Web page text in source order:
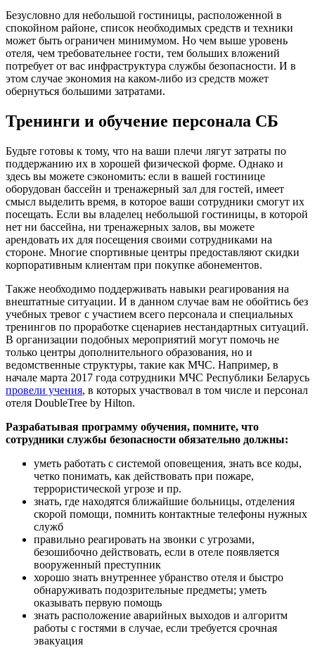
Безусловно для небольшой гостиницы, расположенной в
спокойном районе, список необходимых средств и техники
может быть ограничен минимумом. Но чем выше уровень
отеля, чем требовательнее гости, тем больших вложений
потребует от вас инфраструктура службы безопасности. И в
этом случае экономия на каком-либо из средств может
обернуться большими затратами.
Тренинги и обучение персонала СБ
Будьте готовы к тому, что на ваши плечи лягут затраты по
поддержанию их в хорошей физической форме. Однако и
здесь вы можете сэкономить: если в вашей гостинице
оборудован бассейн и тренажерный зал для гостей, имеет
смысл выделить время, в которое ваши сотрудники смогут их
посещать. Если вы владелец небольшой гостиницы, в которой
нет ни бассейна, ни тренажерных залов, вы можете
арендовать их для посещения своими сотрудниками на
стороне. Многие спортивные центры предоставляют скидки
корпоративным клиентам при покупке абонементов.
Также необходимо поддерживать навыки реагирования на
внештатные ситуации. И в данном случае вам не обойтись без
учебных тревог с участием всего персонала и специальных
тренингов по проработке сценариев нестандартных ситуаций.
В организации подобных мероприятий могут помочь не
только центры дополнительного образования, но и
ведомственные структуры, такие как МЧС. Например, в
начале марта 2017 года сотрудники МЧС Республики Беларусь
провели учения, в которых участвовал в том числе и персонал
отеля DoubleTree by Hilton.
Разрабатывая программу обучения, помните, что
сотрудники службы безопасности обязательно должны:
уметь работать с системой оповещения, знать все коды,
четко понимать, как действовать при пожаре,
террористической угрозе и пр.
знать, где находятся ближайшие больницы, отделения
скорой помощи, помнить контактные телефоны нужных
служб
правильно реагировать на звонки с угрозами,
безошибочно действовать, если в отеле появляется
вооруженный преступник
хорошо знать внутреннее убранство отеля и быстро
обнаруживать подозрительные предметы; уметь
оказывать первую помощь
знать расположение аварийных выходов и алгоритм
работы с гостями в случае, если требуется срочная
эвакуация